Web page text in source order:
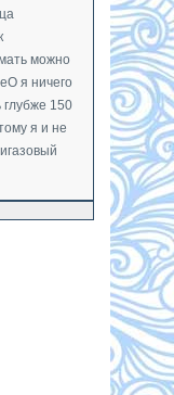
можно
я ничего
150
я и не